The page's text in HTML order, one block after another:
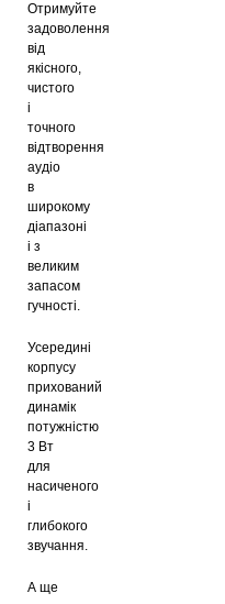
Отримуйте
задоволення
від
якісного,
чистого
і
точного
відтворення
аудіо
в
широкому
діапазоні
і з
великим
запасом
гучності.
Усередині
корпусу
прихований
динамік
потужністю
3 Вт
для
насиченого
і
глибокого
звучання.
А ще